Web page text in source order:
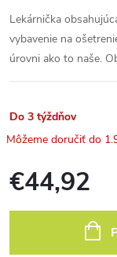
Lekárnička
vybavenie na
úrovni ako to naše.
Do 3 týždňov
€44,92